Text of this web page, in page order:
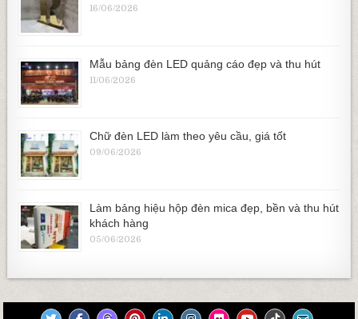
16/06/2026
Mẫu bảng đèn LED quảng cáo đẹp và thu hút
11/06/2026
Chữ đèn LED làm theo yêu cầu, giá tốt
09/06/2026
Làm bảng hiệu hộp đèn mica đẹp, bền và thu hút
khách hàng
05/06/2026